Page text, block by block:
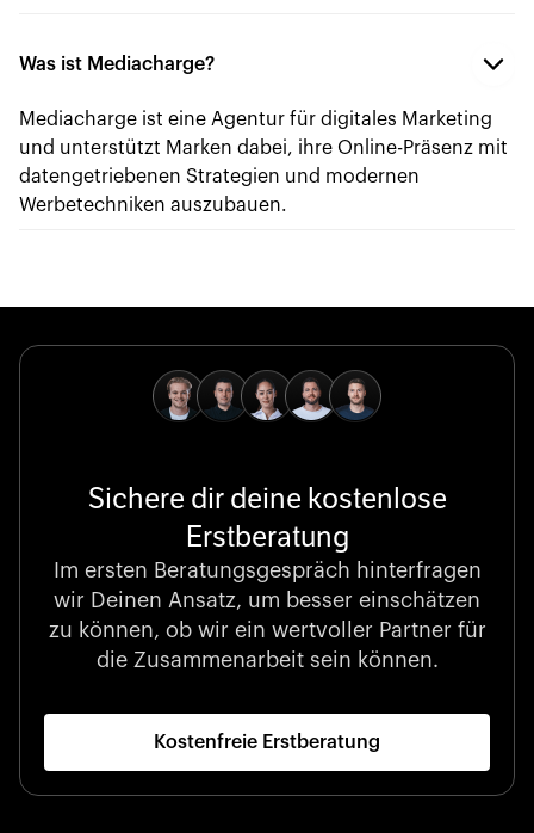
Was ist Mediacharge?
Mediacharge ist eine Agentur für digitales Marketing
und unterstützt Marken dabei, ihre Online-Präsenz mit
datengetriebenen Strategien und modernen
Werbetechniken auszubauen.
Sichere dir deine kostenlose
Erstberatung
Im ersten Beratungsgespräch hinterfragen
wir Deinen Ansatz, um besser einschätzen
zu können, ob wir ein wertvoller Partner für
die Zusammenarbeit sein können.
Kostenfreie Erstberatung